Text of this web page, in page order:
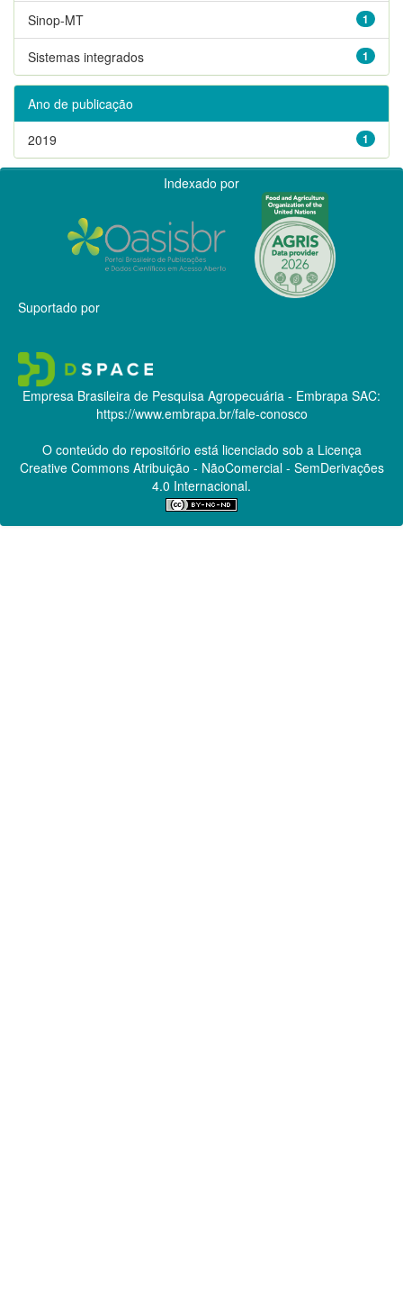
1
Sinop-MT
1
Sistemas integrados
Ano de publicação
1
2019
Indexado por
Suportado por
Empresa Brasileira de Pesquisa Agropecuária - Embrapa SAC:
https://www.embrapa.br/fale-conosco
O conteúdo do repositório está licenciado sob a Licença
Creative CommonsAtribuição - NãoComercial - SemDerivações
4.0 Internacional.